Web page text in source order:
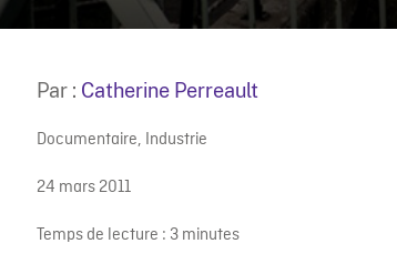
Par : Catherine Perreault
Documentaire, Industrie
24 mars 2011
Temps de lecture : 3 minutes